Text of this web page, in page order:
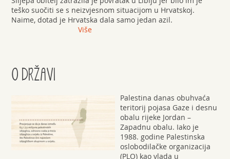
teško suočiti se s neizvjesnom situacijom u Hrvatskoj.
Naime, dotad je Hrvatska dala samo jedan azil.
Više
O DRŽAVI
Palestina danas obuhvaća
teritorij pojasa Gaze i desnu
obalu rijeke Jordan –
Zapadnu obalu. Iako je
1988. godine Palestinska
oslobodilačke organizacija
(PLO) kao vlada u